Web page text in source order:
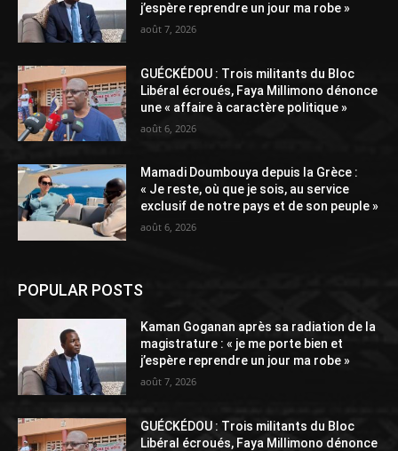
j’espère reprendre un jour ma robe »
août 7, 2026
GUÉCKÉDOU : Trois militants du Bloc
Libéral écroués, Faya Millimono dénonce
une « affaire à caractère politique »
août 6, 2026
Mamadi Doumbouya depuis la Grèce :
« Je reste, où que je sois, au service
exclusif de notre pays et de son peuple »
août 6, 2026
POPULAR POSTS
Kaman Goganan après sa radiation de la
magistrature : « je me porte bien et
j’espère reprendre un jour ma robe »
août 7, 2026
GUÉCKÉDOU : Trois militants du Bloc
Libéral écroués, Faya Millimono dénonce